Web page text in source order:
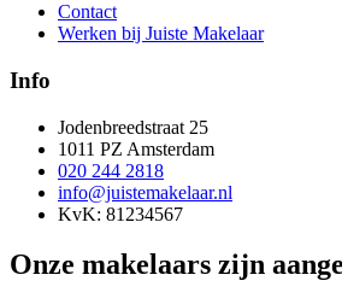
Contact
Werken bij Juiste Makelaar
Info
Jodenbreedstraat 25
1011 PZ Amsterdam
020 244 2818
info@juistemakelaar.nl
KvK: 81234567
Onze makelaars zijn